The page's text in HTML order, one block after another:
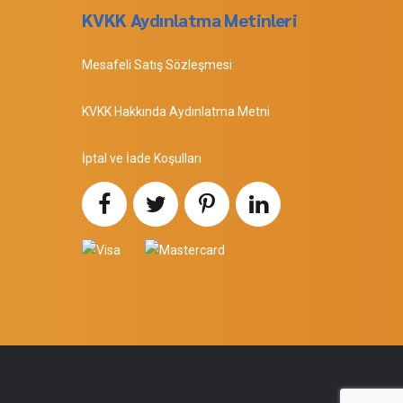
KVKK Aydınlatma Metinleri
Mesafeli Satış Sözleşmesi
KVKK Hakkında Aydınlatma Metni
İptal ve İade Koşulları